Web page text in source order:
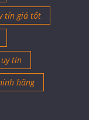
tín giá tốt
tín
hãng